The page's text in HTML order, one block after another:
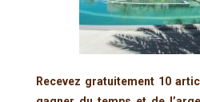
Recevez gratuitement 10